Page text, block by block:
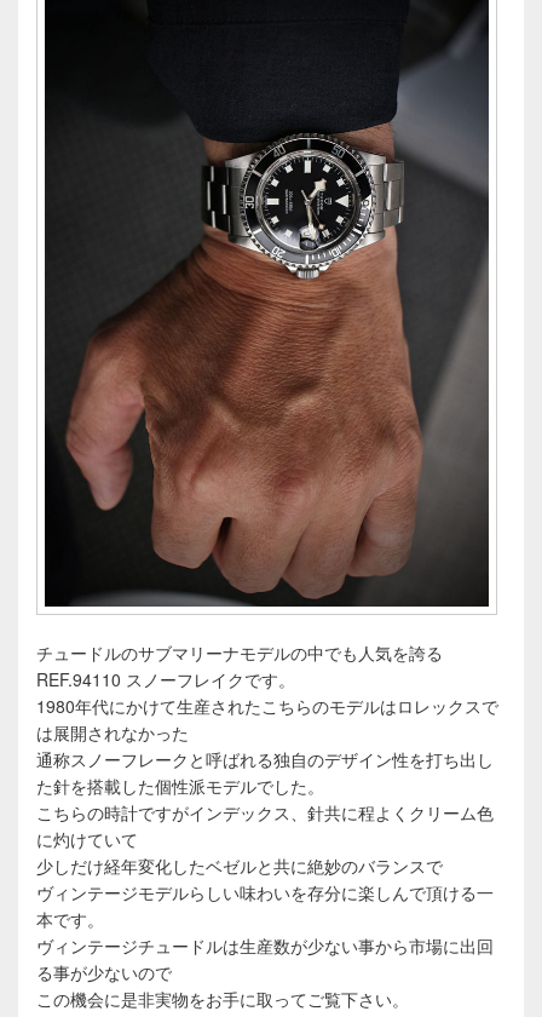
チュードルのサブマリーナモデルの中でも人気を誇る
REF.94110 スノーフレイクです。
1980年代にかけて生産されたこちらのモデルはロレックスで
は展開されなかった
通称スノーフレークと呼ばれる独自のデザイン性を打ち出し
た針を搭載した個性派モデルでした。
こちらの時計ですがインデックス、針共に程よくクリーム色
に灼けていて
少しだけ経年変化したベゼルと共に絶妙のバランスで
ヴィンテージモデルらしい味わいを存分に楽しんで頂ける一
本です。
ヴィンテージチュードルは生産数が少ない事から市場に出回
る事が少ないので
この機会に是非実物をお手に取ってご覧下さい。